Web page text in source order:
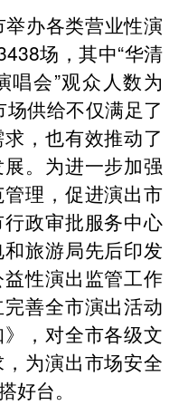
办各类营业性演
场，其中“华清
唱会”观众人数为
供给不仅满足了
，也有效推动了
。为进一步加强
理，促进演出市
政审批服务中心
旅游局先后印发
性演出监管工作
善全市演出活动
，对全市各级文
为演出市场安全
好台。